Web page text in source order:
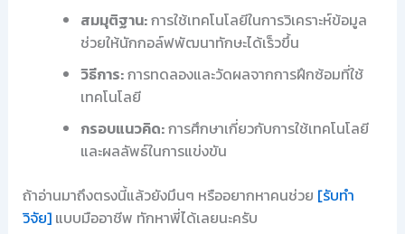
สมมุติฐาน:การใช้เทคโนโลยีในการวิเคราะห์ข้อมูล
ช่วยให้นักกอล์ฟพัฒนาทักษะได้เร็วขึ้น
วิธีการ:การทดลองและวัดผลจากการฝึกซ้อมที่ใช้
เทคโนโลยี
กรอบแนวคิด:การศึกษาเกี่ยวกับการใช้เทคโนโลยี
และผลลัพธ์ในการแข่งขัน
ถ้าอ่านมาถึงตรงนี้แล้วยังมึนๆ หรืออยากหาคนช่วย [รับทำ
วิจัย]แบบมืออาชีพ ทักหาพี่ได้เลยนะครับ